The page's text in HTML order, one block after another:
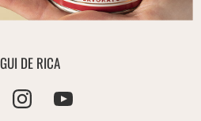
DE RICA